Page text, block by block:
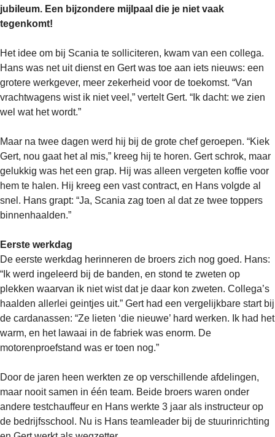
jubileum. Een bijzondere mijlpaal die je niet vaak
tegenkomt!
Het idee om bij Scania te solliciteren, kwam van een collega.
Hans was net uit dienst en Gert was toe aan iets nieuws: een
grotere werkgever, meer zekerheid voor de toekomst. “Van
vrachtwagens wist ik niet veel,” vertelt Gert. “Ik dacht: we zien
wel wat het wordt.”
Maar na twee dagen werd hij bij de grote chef geroepen. “Kiek
Gert, nou gaat het al mis,” kreeg hij te horen. Gert schrok, maar
gelukkig was het een grap. Hij was alleen vergeten koffie voor
hem te halen. Hij kreeg een vast contract, en Hans volgde al
snel. Hans grapt: “Ja, Scania zag toen al dat ze twee toppers
binnenhaalden.”
Eerste werkdag
De eerste werkdag herinneren de broers zich nog goed. Hans:
“Ik werd ingeleerd bij de banden, en stond te zweten op
plekken waarvan ik niet wist dat je daar kon zweten. Collega’s
haalden allerlei geintjes uit.” Gert had een vergelijkbare start bij
de cardanassen: “Ze lieten ‘die nieuwe’ hard werken. Ik had het
warm, en het lawaai in de fabriek was enorm. De
motorenproefstand was er toen nog.”
Door de jaren heen werkten ze op verschillende afdelingen,
maar nooit samen in één team. Beide broers waren onder
andere testchauffeur en Hans werkte 3 jaar als instructeur op
de bedrijfsschool. Nu is Hans teamleader bij de stuurinrichting